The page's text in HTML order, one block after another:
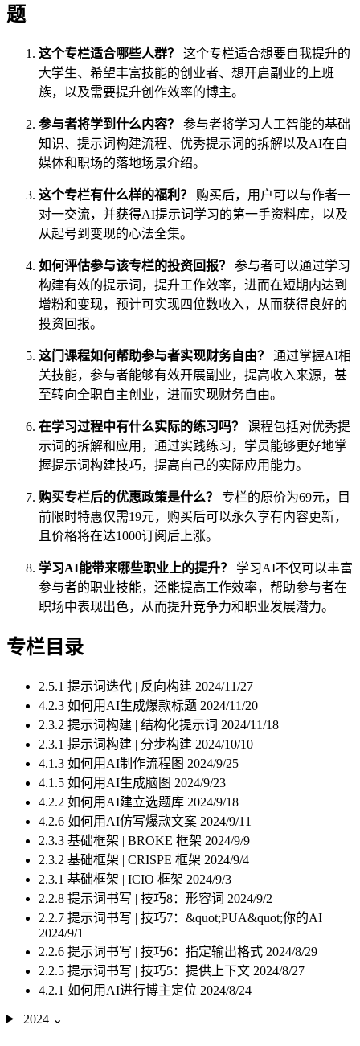
题
这个专栏适合哪些人群？
这个专栏适合想要自我提升的
大学生、希望丰富技能的创业者、想开启副业的上班
族，以及需要提升创作效率的博主。
参与者将学到什么内容？
参与者将学习人工智能的基础
知识、提示词构建流程、优秀提示词的拆解以及AI在自
媒体和职场的落地场景介绍。
这个专栏有什么样的福利？
购买后，用户可以与作者一
对一交流，并获得AI提示词学习的第一手资料库，以及
从起号到变现的心法全集。
如何评估参与该专栏的投资回报？
参与者可以通过学习
构建有效的提示词，提升工作效率，进而在短期内达到
增粉和变现，预计可实现四位数收入，从而获得良好的
投资回报。
这门课程如何帮助参与者实现财务自由？
通过掌握AI相
关技能，参与者能够有效开展副业，提高收入来源，甚
至转向全职自主创业，进而实现财务自由。
在学习过程中有什么实际的练习吗？
课程包括对优秀提
示词的拆解和应用，通过实践练习，学员能够更好地掌
握提示词构建技巧，提高自己的实际应用能力。
购买专栏后的优惠政策是什么？
专栏的原价为69元，目
前限时特惠仅需19元，购买后可以永久享有内容更新，
且价格将在达1000订阅后上涨。
学习AI能带来哪些职业上的提升？
学习AI不仅可以丰富
参与者的职业技能，还能提高工作效率，帮助参与者在
职场中表现出色，从而提升竞争力和职业发展潜力。
专栏目录
2.5.1 提示词迭代 | 反向构建 2024/11/27
4.2.3 如何用AI生成爆款标题 2024/11/20
2.3.2 提示词构建 | 结构化提示词 2024/11/18
2.3.1 提示词构建 | 分步构建 2024/10/10
4.1.3 如何用AI制作流程图 2024/9/25
4.1.5 如何用AI生成脑图 2024/9/23
4.2.2 如何用AI建立选题库 2024/9/18
4.2.6 如何用AI仿写爆款文案 2024/9/11
2.3.3 基础框架 | BROKE 框架 2024/9/9
2.3.2 基础框架 | CRISPE 框架 2024/9/4
2.3.1 基础框架 | ICIO 框架 2024/9/3
2.2.8 提示词书写 | 技巧8：形容词 2024/9/2
2.2.7 提示词书写 | 技巧7：&quot;PUA&quot;你的AI
2024/9/1
2.2.6 提示词书写 | 技巧6：指定输出格式 2024/8/29
2.2.5 提示词书写 | 技巧5：提供上下文 2024/8/27
4.2.1 如何用AI进行博主定位 2024/8/24
2024 ⌄